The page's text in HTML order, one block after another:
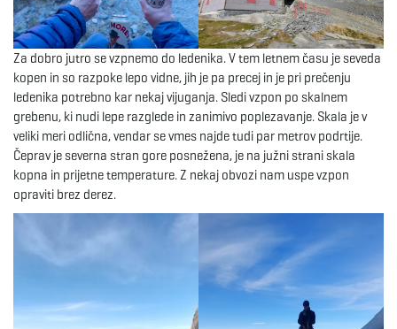
i
a
t
Za dobro jutro se vzpnemo do ledenika. V tem letnem času je seveda
kopen in so razpoke lepo vidne, jih je pa precej in je pri prečenju
ledenika potrebno kar nekaj vijuganja. Sledi vzpon po skalnem
grebenu, ki nudi lepe razglede in zanimivo poplezavanje. Skala je v
veliki meri odlična, vendar se vmes najde tudi par metrov podrtije.
Čeprav je severna stran gore posnežena, je na južni strani skala
kopna in prijetne temperature. Z nekaj obvozi nam uspe vzpon
opraviti brez derez.